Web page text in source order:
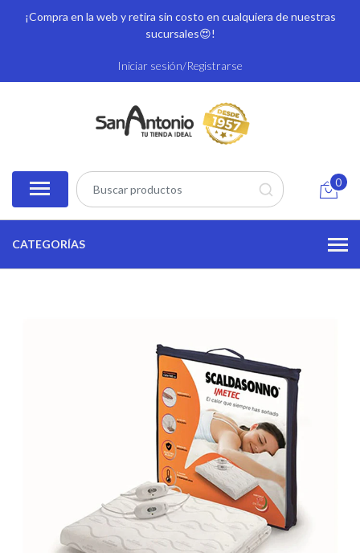
¡Compra en la web y retira sin costo en cualquiera de nuestras
sucursales😍!
Iniciar sesión/Registrarse
0
CATEGORÍAS